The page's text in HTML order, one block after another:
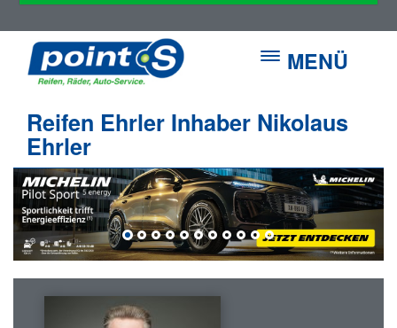
MENÜ
Reifen Ehrler Inhaber Nikolaus
Ehrler